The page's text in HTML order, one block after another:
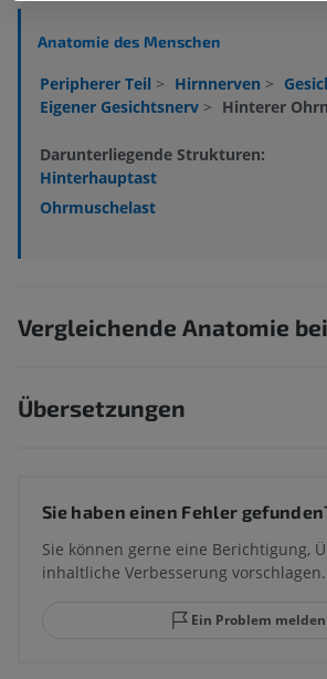
Anatomie des Menschen
Peripherer Teil > Hirnnerven >
Eigener Gesichtsnerv > Hinterer
Darunterliegende Strukturen:
Hinterhauptast
Ohrmuschelast
Vergleichende Anatomie
Übersetzungen
Sie haben einen Fehler
Sie können gerne eine Berichtigung,
inhaltliche Verbesserung vorschlagen.
Ein Problem melden